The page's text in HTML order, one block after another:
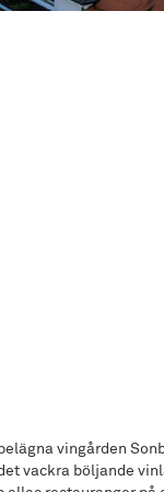
vingården
vackra böljande